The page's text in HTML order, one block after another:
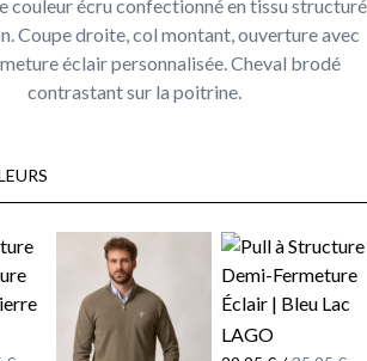
couleur écru confectionné en tissu structuré
Coupe droite, col montant, ouverture avec
éclair personnalisée. Cheval brodé
contrastant sur la poitrine.
LAGO